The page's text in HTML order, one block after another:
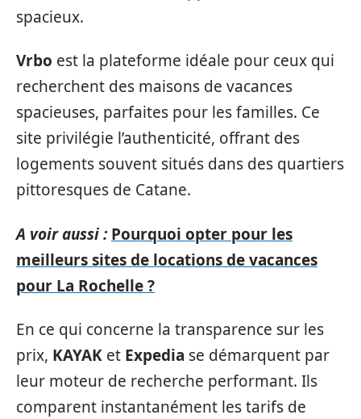
spacieux.
Vrbo est la plateforme idéale pour ceux qui
recherchent des maisons de vacances
spacieuses, parfaites pour les familles. Ce
site privilégie l’authenticité, offrant des
logements souvent situés dans des quartiers
pittoresques de Catane.
A voir aussi : Pourquoi opter pour les
meilleurs sites de locations de vacances
pour La Rochelle ?
En ce qui concerne la transparence sur les
prix, KAYAK et Expedia se démarquent par
leur moteur de recherche performant. Ils
comparent instantanément les tarifs de